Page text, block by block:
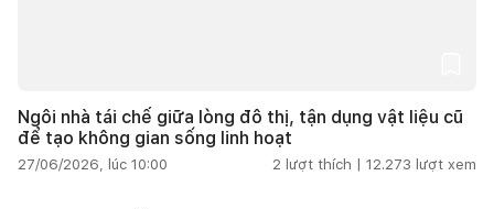
Ngôi nhà tái chế giữa lòng đô thị, tận dụng vật liệu cũ
để tạo không gian sống linh hoạt
27/06/2026, lúc 10:00 2 lượt thích | 12.273 lượt xem